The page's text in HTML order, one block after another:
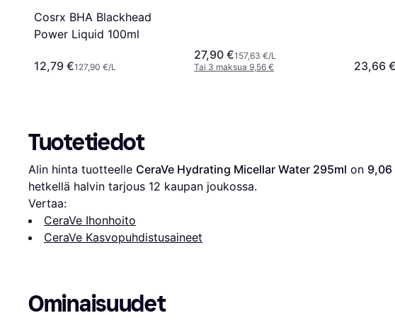
Cosrx BHA Blackhead
Power Liquid 100ml
12,79 €127,90 €/L
27,90 €157,63 €/L
Tai 3 maksua 9,56 €
23,66 €
Tuotetiedot
Alin hinta tuotteelle CeraVe Hydrating Micellar Water 295ml on 9,06
hetkellä halvin tarjous 12 kaupan joukossa.
Vertaa:
CeraVe Ihonhoito
CeraVe Kasvopuhdistusaineet
Ominaisuudet